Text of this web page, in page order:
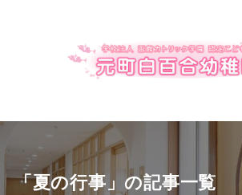
「夏の行事」の記事一覧